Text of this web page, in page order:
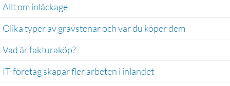
Allt om inläckage
Olika typer av gravstenar och var du köper dem
Vad är fakturaköp?
IT-företag skapar fler arbeten i inlandet